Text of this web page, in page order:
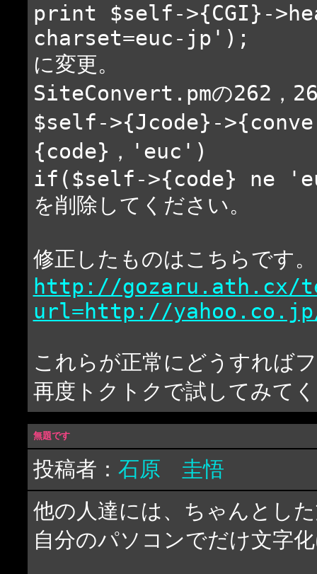
print $self->{CGI}-
charset=euc-jp');
に変更。
SiteConvert.pmの262，
$self->{Jcode}-
{code}，'euc')
if($self->{code} ne
を削除してください。
修正したものはこちらです。
http://gozaru.ath.cx/
url=http://
これらが正常にどうすれば
再度トクトクで試してみて
無題です
投稿者： 石原 圭悟
他の人達には、ちゃんとし
自分のパソコンでだけ文字